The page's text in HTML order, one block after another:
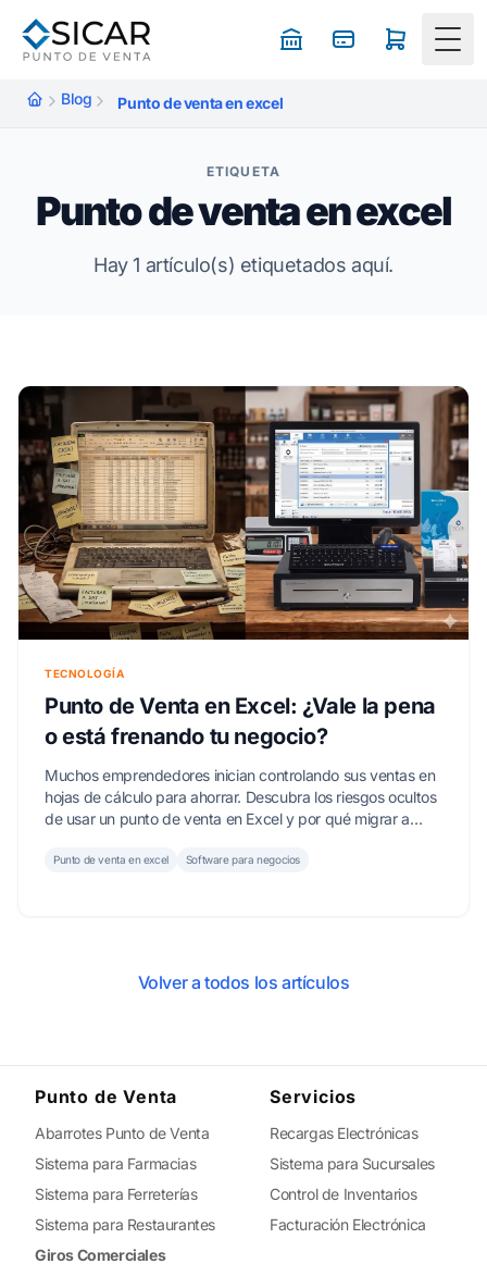
Blog Punto de venta en excel
ETIQUETA
Punto de venta en excel
Hay 1 artículo(s) etiquetados aquí.
TECNOLOGÍA
Punto de Venta en Excel: ¿Vale la pena
o está frenando tu negocio?
Muchos emprendedores inician controlando sus ventas en
hojas de cálculo para ahorrar. Descubra los riesgos ocultos
de usar un punto de venta en Excel y por qué migrar a
Punto de venta en excel Software para negocios
Volver a todos los artículos
Punto de Venta
Abarrotes Punto de Venta
Sistema para Farmacias
Sistema para Ferreterías
Sistema para Restaurantes
Giros Comerciales
Servicios
Recargas Electrónicas
Sistema para Sucursales
Control de Inventarios
Facturación Electrónica